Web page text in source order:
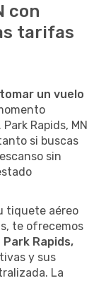
con
tarifas
tomar un vuelo
Rapids, MN
si buscas
sin
tiquete aéreo
te ofrecemos
Rapids,
y sus
La